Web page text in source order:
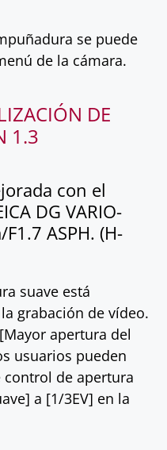
se puede
de la cámara.
DE
1.3
con el
DG VARIO-
ASPH. (H-
suave está
grabación de vídeo.
apertura del
usuarios pueden
de apertura
a [1/3EV] en la